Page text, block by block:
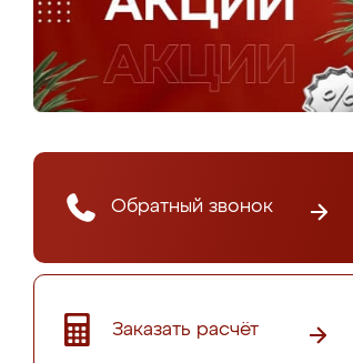
Обратный звонок
Заказать расчёт